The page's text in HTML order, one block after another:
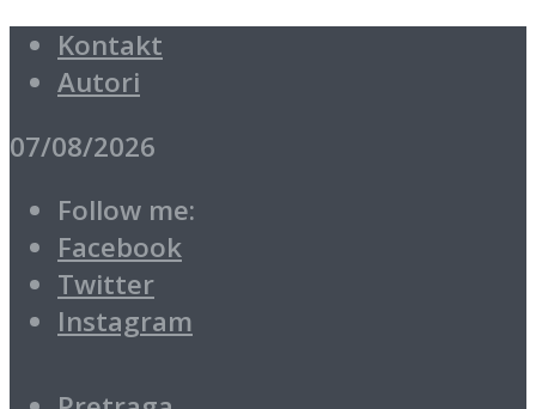
Kontakt
Autori
07/08/2026
Follow me:
Facebook
Twitter
Instagram